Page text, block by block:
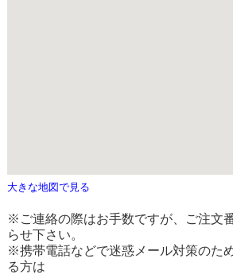
大きな地図で見る
※ご連絡の際はお手数ですが、ご注文
らせ下さい。
※携帯電話などで迷惑メール対策のた
る方は